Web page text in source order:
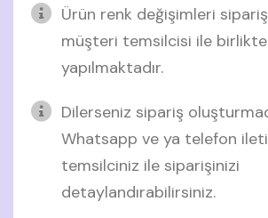
Ürün renk değişimleri
müşteri temsilcisi ile birlikte
yapılmaktadır.
Dilerseniz sipariş
Whatsapp ve ya telefon
temsilciniz ile siparişinizi
detaylandırabilirsiniz.